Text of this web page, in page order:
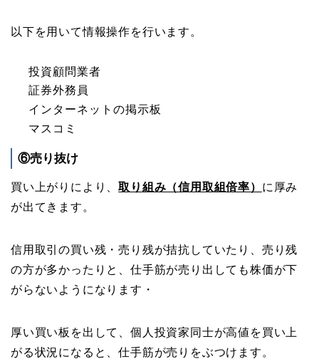
以下を用いて情報操作を行います。
投資顧問業者
証券外務員
インターネットの掲示板
マスコミ
⑥売り抜け
買い上がりにより、取り組み（信用取組倍率） に厚み
が出てきます。
信用取引の買い残・売り残が拮抗していたり、売り残
の方が多かったりと、仕手筋が売り出しても株価が下
がらないようになります・
厚い買い板を出して、個人投資家同士が高値を買い上
がる状況になると、仕手筋が売りをぶつけます。